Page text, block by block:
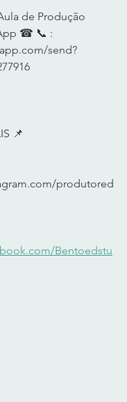
de Produção
☎ 📞 :
send?
📌
produtored
Bentoedstu